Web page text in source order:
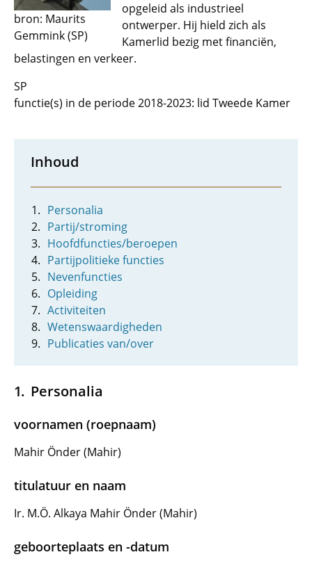
bron: Maurits
Gemmink (SP)
opgeleid als industrieel
ontwerper. Hij hield zich als
Kamerlid bezig met financiën,
belastingen en verkeer.
SP
functie(s) in de periode 2018-2023: lid Tweede Kamer
Inhoud
Personalia
Partij/stroming
Hoofdfuncties/beroepen
Partijpolitieke functies
Nevenfuncties
Opleiding
Activiteiten
Wetenswaardigheden
Publicaties van/over
Personalia
voornamen (roepnaam)
Mahir Önder (Mahir)
titulatuur en naam
Ir. M.Ö. Alkaya Mahir Önder (Mahir)
geboorteplaats en -datum